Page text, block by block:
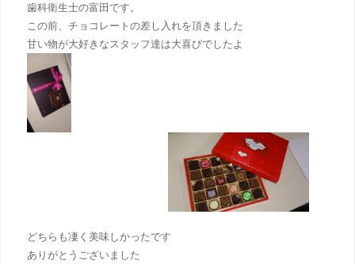
歯科衛生士の富田です。
この前、チョコレート の差し入れを頂きました
甘い物が大好きなスタッフ達は大喜びでしたよ
どちらも凄く美味しかったです
ありがとうございました